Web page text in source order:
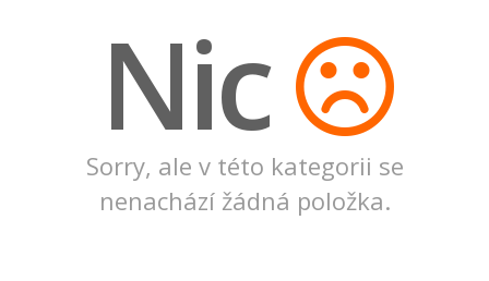
Nic
Sorry, ale v této kategorii se
nenachází žádná položka.